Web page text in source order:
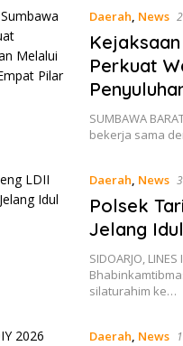
Daerah, News
Perkuat
SUMBAWA
bekerja sama
Daerah, News
Polsek
Jelang
SIDOARJO,
silaturahim ke…
Daerah, News